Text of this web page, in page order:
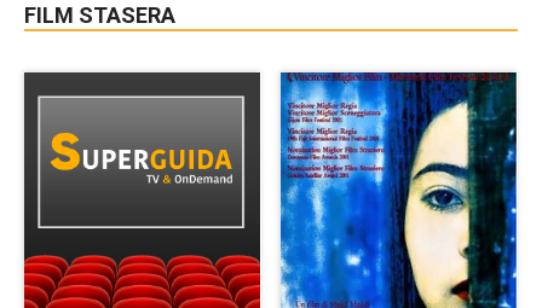
FILM STASERA